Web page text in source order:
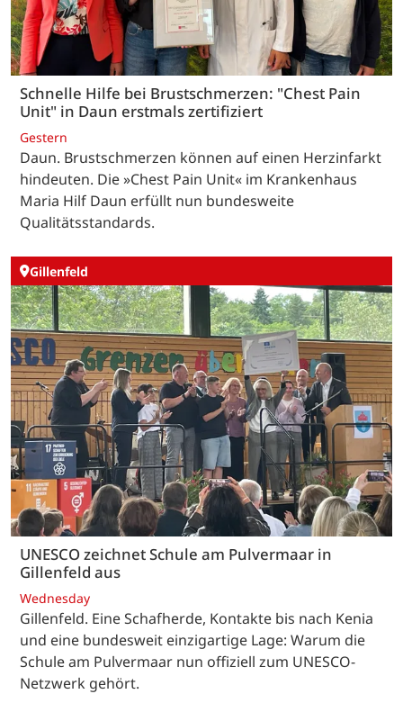
Schnelle Hilfe bei Brustschmerzen: "Chest Pain
Unit" in Daun erstmals zertifiziert
Gestern
Daun. Brustschmerzen können auf einen Herzinfarkt
hindeuten. Die »Chest Pain Unit« im Krankenhaus
Maria Hilf Daun erfüllt nun bundesweite
Qualitätsstandards.
Gillenfeld
UNESCO zeichnet Schule am Pulvermaar in
Gillenfeld aus
Wednesday
Gillenfeld. Eine Schafherde, Kontakte bis nach Kenia
und eine bundesweit einzigartige Lage: Warum die
Schule am Pulvermaar nun offiziell zum UNESCO-
Netzwerk gehört.